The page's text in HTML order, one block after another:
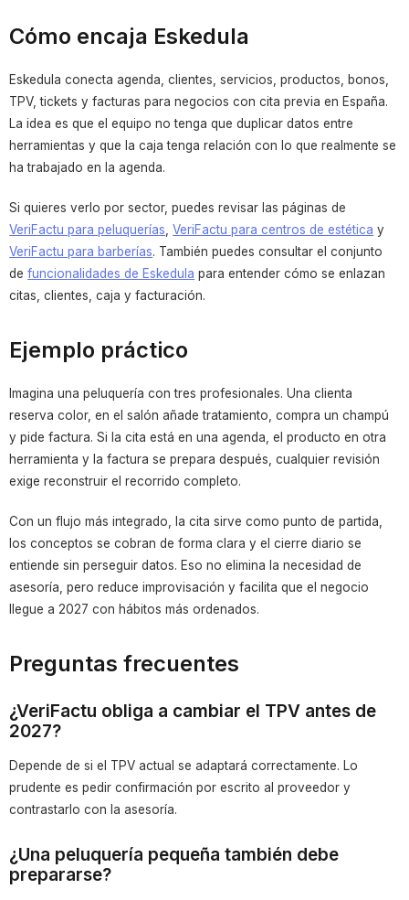
Cómo encaja Eskedula
Eskedula conecta agenda, clientes, servicios, productos, bonos,
TPV, tickets y facturas para negocios con cita previa en España.
La idea es que el equipo no tenga que duplicar datos entre
herramientas y que la caja tenga relación con lo que realmente se
ha trabajado en la agenda.
Si quieres verlo por sector, puedes revisar las páginas de
VeriFactu para peluquerías,VeriFactu para centros de estética y
VeriFactu para barberías. También puedes consultar el conjunto
defuncionalidades de Eskedula para entender cómo se enlazan
citas, clientes, caja y facturación.
Ejemplo práctico
Imagina una peluquería con tres profesionales. Una clienta
reserva color, en el salón añade tratamiento, compra un champú
y pide factura. Si la cita está en una agenda, el producto en otra
herramienta y la factura se prepara después, cualquier revisión
exige reconstruir el recorrido completo.
Con un flujo más integrado, la cita sirve como punto de partida,
los conceptos se cobran de forma clara y el cierre diario se
entiende sin perseguir datos. Eso no elimina la necesidad de
asesoría, pero reduce improvisación y facilita que el negocio
llegue a 2027 con hábitos más ordenados.
Preguntas frecuentes
¿VeriFactu obliga a cambiar el TPV antes de
2027?
Depende de si el TPV actual se adaptará correctamente. Lo
prudente es pedir confirmación por escrito al proveedor y
contrastarlo con la asesoría.
¿Una peluquería pequeña también debe
prepararse?